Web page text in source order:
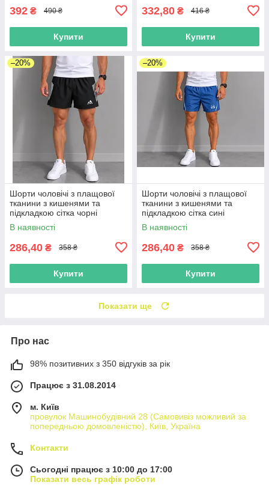
392 ₴ 490 ₴
Купити
332,80 ₴ 416 ₴
Купити
–20%
Шорти чоловічі з плащової
тканини з кишенями та
підкладкою сітка чорні
В наявності
286,40 ₴ 358 ₴
Купити
–20%
Шорти чоловічі з плащової
тканини з кишенями та
підкладкою сітка сині
В наявності
286,40 ₴ 358 ₴
Купити
Показати ще
Про нас
98% позитивних з 350 відгуків за рік
Працює з 31.08.2014
м. Київ
провулок Машинобудівний 28 (Самовивіз можливий за
попередньою домовленістю), Київ, Україна
Контакти
Сьогодні працює з 10:00 до 17:00
Показати весь графік роботи